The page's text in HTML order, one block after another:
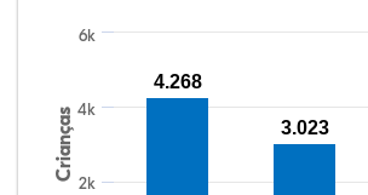
Crianças
2k
4k
6k
4.268
3.023